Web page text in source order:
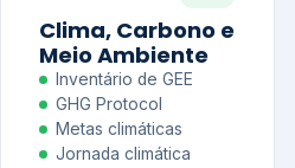
Clima, Carbono e
Meio Ambiente
Inventário de GEE
GHG Protocol
Metas climáticas
Jornada climática